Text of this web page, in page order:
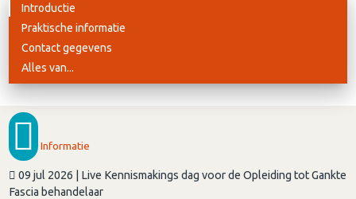
Introductie
Praktische informatie
Contact gegevens
Alles van...
Informatie
09 jul 2026 | Live Kennismakings dag voor de Opleiding tot Gankte
Fascia behandelaar